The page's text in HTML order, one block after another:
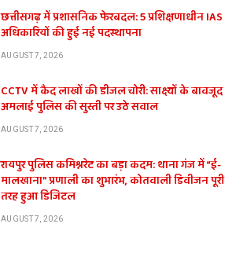
छत्तीसगढ़ में प्रशासनिक फेरबदल: 5 प्रशिक्षणाधीन IAS
अधिकारियों की हुई नई पदस्थापना
AUGUST 7, 2026
CCTV में कैद लाखों की डीजल चोरी: साक्ष्यों के बावजूद
अमलाई पुलिस की सुस्ती पर उठे सवाल
AUGUST 7, 2026
रायपुर पुलिस कमिश्नरेट का बड़ा कदम: थाना गंज में “ई-
मालखाना” प्रणाली का शुभारंभ, कोतवाली डिवीजन पूरी
तरह हुआ डिजिटल
AUGUST 7, 2026